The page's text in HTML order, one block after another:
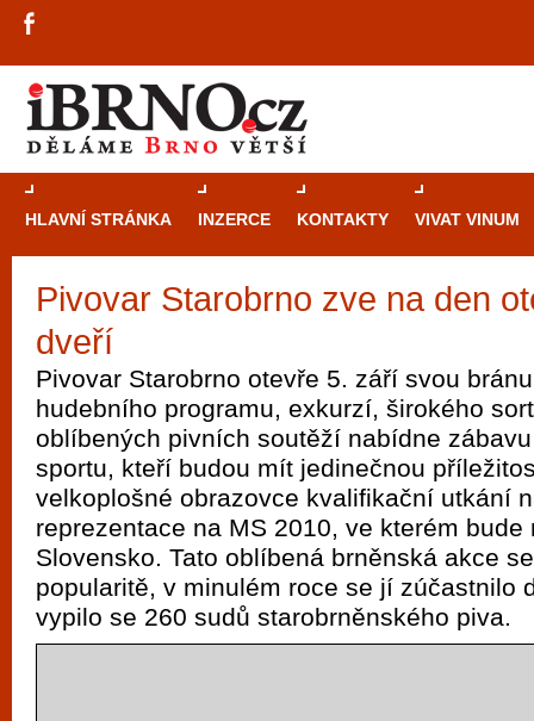
HLAVNÍ STRÁNKA INZERCE KONTAKTY VIVAT VINUM
Pivovar Starobrno zve na den
dveří
Pivovar Starobrno otevře 5. září svou
hudebního programu, exkurzí, širokého
oblíbených pivních soutěží nabídne
sportu, kteří budou mít jedinečnou
velkoplošné obrazovce kvalifikační utkání
reprezentace na MS 2010, ve kterém
Slovensko. Tato oblíbená brněnská akce
popularitě, v minulém roce se jí zúčastnilo
vypilo se 260 sudů starobrněnského piva.
Průvodce
automaty
Brno je
zajímavé
restaurace,
Mimo jiné je ale také místem, kde si
vyzkoušet různé kasinové hry. V
metropoli naleznete širokou nabídku her
po moderní automaty jak pro pravidelné
příležitostné hráče. V...